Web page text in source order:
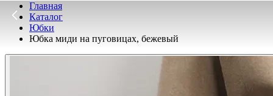
Главная
Каталог
Юбки
Юбка миди на пуговицах, бежевый